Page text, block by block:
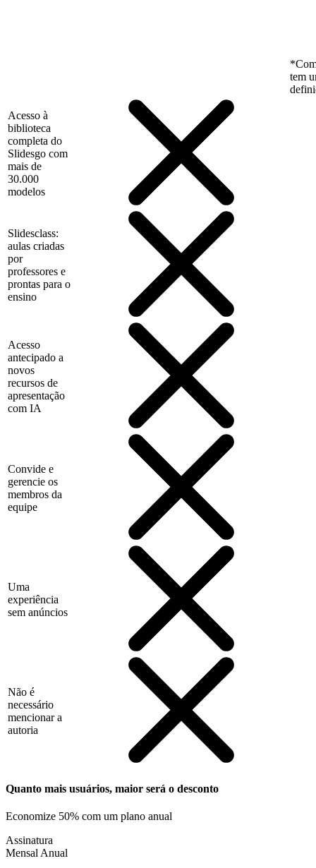
tem
Acesso à
biblioteca
completa do
Slidesgo com
mais de
30.000
modelos
Slidesclass:
aulas criadas
por
professores e
prontas para o
ensino
Acesso
antecipado a
novos
recursos de
apresentação
com IA
Convide e
gerencie os
membros da
equipe
Uma
experiência
sem anúncios
Não é
necessário
mencionar a
autoria
Quanto mais usuários, maior será o desconto
Economize 50% com um plano anual
Assinatura
Mensal Anual